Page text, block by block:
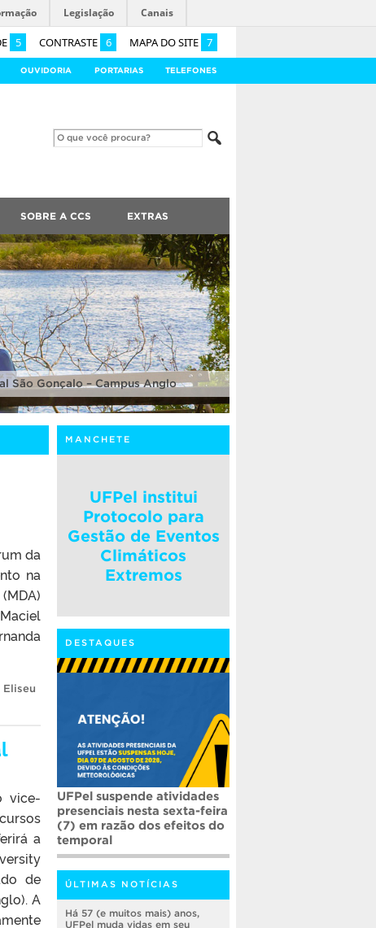
5 CONTRASTE 6 MAPA DO SITE 7
Legislação Canais
OUVIDORIA PORTARIAS TELEFONES
SOBRE A CCS EXTRAS
São Gonçalo – Campus Anglo
da
na
vice-
a
de
A
MANCHETE
UFPel institui
Protocolo para
Gestão de Eventos
Climáticos
Extremos
DESTAQUES
UFPel suspende atividades
presenciais nesta sexta-feira
(7) em razão dos efeitos do
temporal
ÚLTIMAS NOTÍCIAS
Há 57 (e muitos mais) anos,
UFPel muda vidas em seu